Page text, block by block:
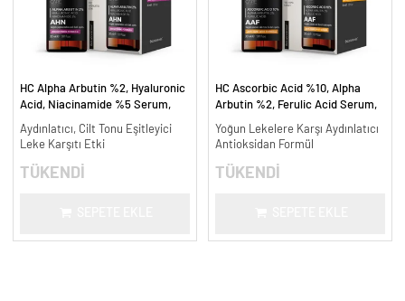
HC Alpha Arbutin %2, Hyaluronic
Acid, Niacinamide %5 Serum,
ml.
Aydınlatıcı, Cilt Tonu Eşitleyici
Leke Karşıtı Etki
TÜKENDİ
HC Ascorbic Acid %10, Alpha
Arbutin %2, Ferulic Acid Serum,
ml.
Yoğun Lekelere Karşı Aydınlatıcı
Antioksidan Formül
TÜKENDİ